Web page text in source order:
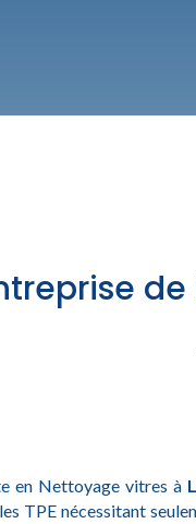
en Nettoyage vitres à
TPE nécessitant